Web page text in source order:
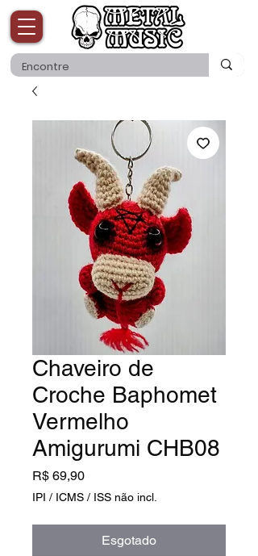
Chaveiro de
Croche Baphomet
Vermelho
Amigurumi CHB08
R$ 69,90Preço
IPI / ICMS / ISS não incl.
Esgotado